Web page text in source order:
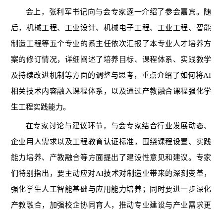
会上，张利军书记向与会专家逐一介绍了参会嘉宾。随
后，机械工程、工业设计、机械电子工程、工业工程、智能
制造工程等五个专业的系主任依次汇报了本专业人才培养方
案的修订情况，详细阐述了培养目标、课程体系、实践教学
及持续改进机制等方面的调整与思考，重点介绍了如何将AI
相关技术内容融入课程体系，以及通过产教融合课程强化学
生工程实践能力。
在专家讨论与建议环节，与会专家结合行业发展动态、
企业用人需求以及工程教育认证标准，围绕课程设置、实践
能力培养、产教融合等方面提出了建设性意见和建议。专家
们特别指出，要主动应对AI技术对制造业带来的深刻变革，
强化学生人工智能基础与应用能力培养；同时要进一步深化
产教融合，加强校企协同育人，推动专业建设与产业需求更